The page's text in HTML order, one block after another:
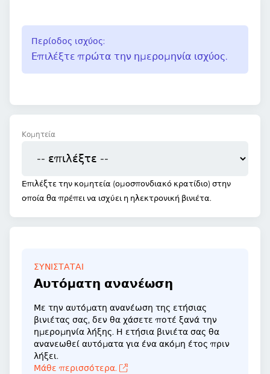
Περίοδος ισχύος:
Επιλέξτε πρώτα την ημερομηνία ισχύος.
Κομητεία
Επιλέξτε την κομητεία (ομοσπονδιακό κρατίδιο) στην
οποία θα πρέπει να ισχύει η ηλεκτρονική βινιέτα.
ΣΥΝΙΣΤΆΤΑΙ
Αυτόματη ανανέωση
Με την αυτόματη ανανέωση της ετήσιας
βινιέτας σας, δεν θα χάσετε ποτέ ξανά την
ημερομηνία λήξης. Η ετήσια βινιέτα σας θα
ανανεωθεί αυτόματα για ένα ακόμη έτος πριν
λήξει.
Μάθε περισσότερα.